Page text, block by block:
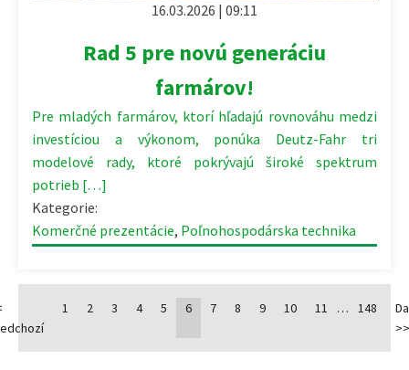
16.03.2026 | 09:11
Rad 5 pre novú generáciu
farmárov!
Pre mladých farmárov, ktorí hľadajú rovnováhu medzi
investíciou a výkonom, ponúka Deutz-Fahr tri
modelové rady, ktoré pokrývajú široké spektrum
potrieb […]
Kategorie:
Komerčné prezentácie, Poľnohospodárska technika
1 2 3 4 5 6 7 8 9 10 11 … 148